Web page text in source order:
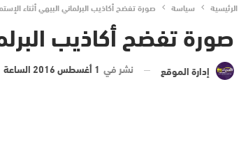
الرئيسية سياسة صورة تفضح أكاذيب البرلماني البيهي أثناء
صورة تفضح أكاذيب
إدارة الموقع نشر في 1 أغسطس 2016 الساعة 1 و 59 دقيقة